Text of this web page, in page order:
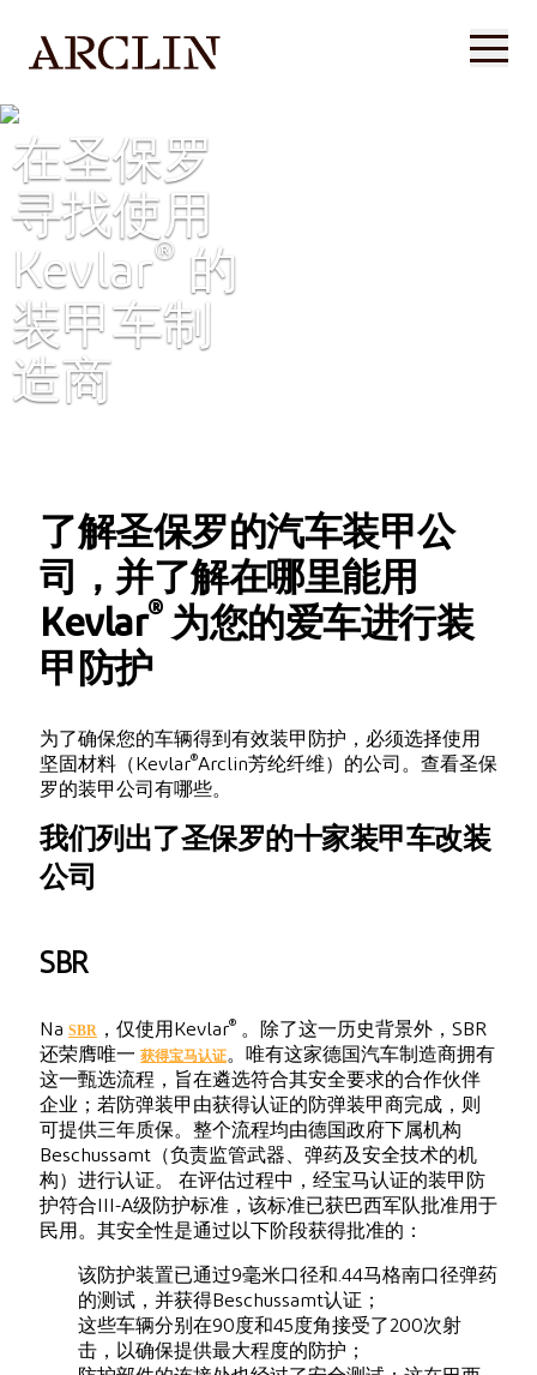
在圣保罗
寻找使用
Kevlar® 的
装甲车制
造商
了解圣保罗的汽车装甲公
司，并了解在哪里能用
Kevlar® 为您的爱车进行装
甲防护
为了确保您的车辆得到有效装甲防护，必须选择使用
坚固材料（Kevlar®Arclin芳纶纤维）的公司。查看圣保
罗的装甲公司有哪些。
我们列出了圣保罗的十家装甲车改装
公司
SBR
Na SBR ，仅使用Kevlar® 。除了这一历史背景外，SBR
还荣膺唯一 获得宝马认证。唯有这家德国汽车制造商拥有
这一甄选流程，旨在遴选符合其安全要求的合作伙伴
企业；若防弹装甲由获得认证的防弹装甲商完成，则
可提供三年质保。整个流程均由德国政府下属机构
Beschussamt（负责监管武器、弹药及安全技术的机
构）进行认证。 在评估过程中，经宝马认证的装甲防
护符合III-A级防护标准，该标准已获巴西军队批准用于
民用。其安全性是通过以下阶段获得批准的：
该防护装置已通过9毫米口径和.44马格南口径弹药
的测试，并获得Beschussamt认证；
这些车辆分别在90度和45度角接受了200次射
击，以确保提供最大程度的防护；